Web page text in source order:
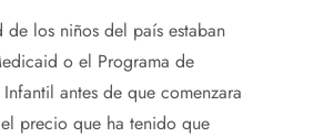
de los niños del país estaban
o el Programa de
antes de que comenzara
precio que ha tenido que